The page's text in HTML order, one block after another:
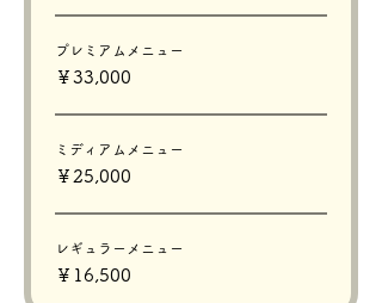
プレミアムメニュー
￥33,000
ミディアムメニュー
￥25,000
レギュラーメニュー
￥16,500